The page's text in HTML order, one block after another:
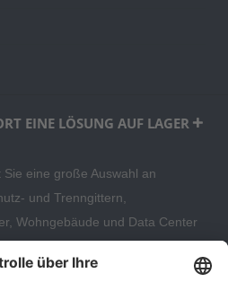
EINE LÖSUNG AUF LAGER
eine große Auswahl an
und Trenngittern,
Wohngebäude und Data Center
wird das Sortiment durch
Zaunsysteme für die sichere